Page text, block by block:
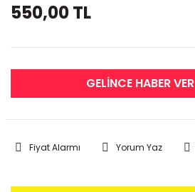
550,00 TL
GELİNCE HABER VER
Fiyat Alarmı Yorum Yaz